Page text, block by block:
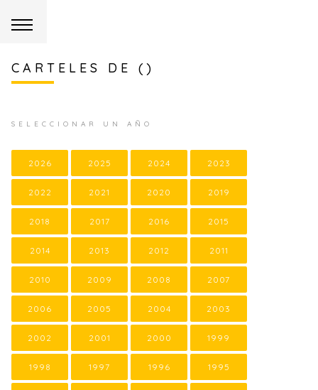
CARTELES DE ()
SELECCIONAR UN AÑO
2026 2025 2024 2023
2022 2021 2020 2019
2018 2017 2016 2015
2014 2013 2012 2011
2010 2009 2008 2007
2006 2005 2004 2003
2002 2001 2000 1999
1998 1997 1996 1995